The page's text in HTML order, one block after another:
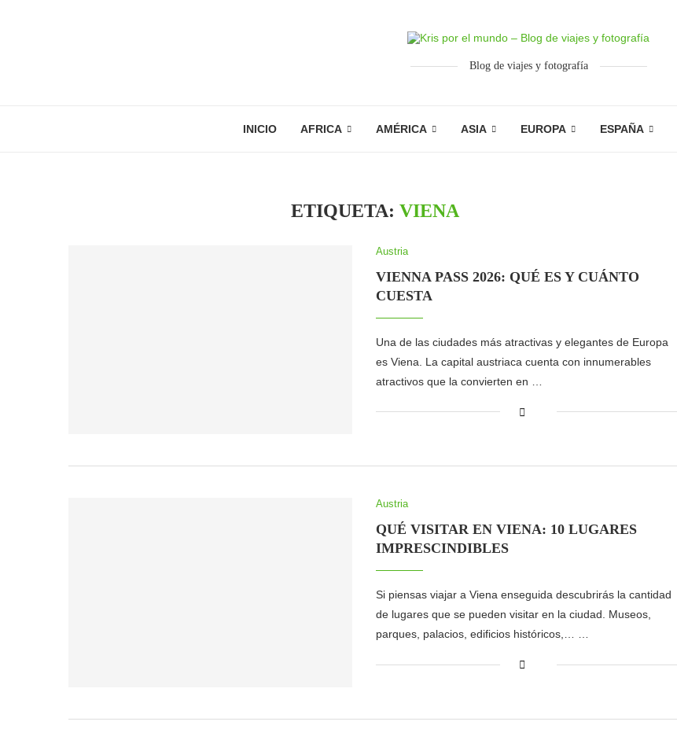
Blog de viajes y fotografía
INICIO AFRICA AMÉRICA ASIA EUROPA ESPAÑA
ETIQUETA: VIENA
Austria
VIENNA PASS 2026: QUÉ ES Y CUÁNTO
CUESTA
Una de las ciudades más atractivas y elegantes de Europa
es Viena. La capital austriaca cuenta con innumerables
atractivos que la convierten en …
Austria
QUÉ VISITAR EN VIENA: 10 LUGARES
IMPRESCINDIBLES
Si piensas viajar a Viena enseguida descubrirás la cantidad
de lugares que se pueden visitar en la ciudad. Museos,
parques, palacios, edificios históricos,… …